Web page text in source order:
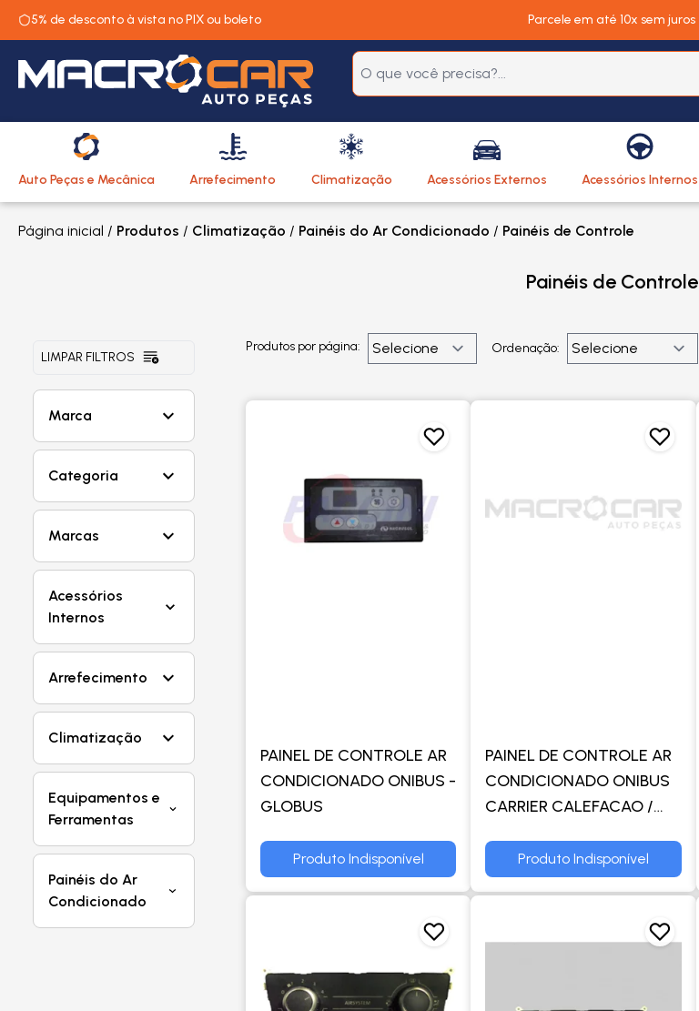
5% de desconto à vista no PIX ou boleto Parcele em até 10x sem juros
Auto Peças e Mecânica Arrefecimento Climatização Acessórios Externos Acessórios Internos
Página inicial / Produtos / Climatização / Painéis do Ar Condicionado / Painéis de Controle
Painéis de Controle
LIMPAR FILTROS
Marca
Categoria
Marcas
Acessórios
Internos
Arrefecimento
Climatização
Equipamentos e
Ferramentas
Painéis do Ar
Condicionado
Produtos por página: Ordenação:
PAINEL DE CONTROLE AR
CONDICIONADO ONIBUS -
GLOBUS
Produto Indisponível
PAINEL DE CONTROLE AR
CONDICIONADO ONIBUS
CARRIER CALEFACAO /
Produto Indisponível